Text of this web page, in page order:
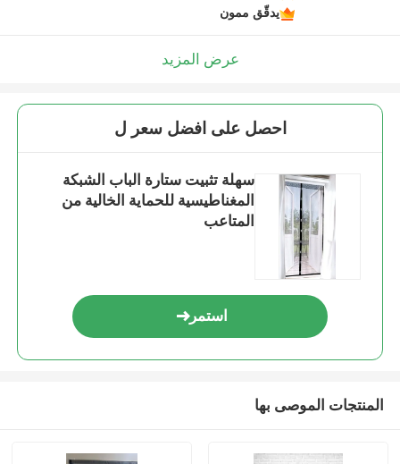
يدقّق ممون
عرض المزيد
احصل على افضل سعر ل
سهلة تثبيت ستارة الباب الشبكة
المغناطيسية للحماية الخالية من
المتاعب
استمر
المنتجات الموصى بها